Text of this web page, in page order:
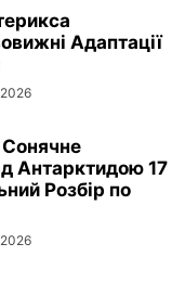
Адаптації
Сонячне
Антарктидою 17
Розбір по